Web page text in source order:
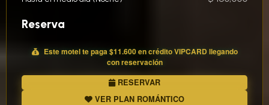
Reserva
Este motel te paga$11.600en créditoVIPCARD llegando
con reservación
RESERVAR
VER PLAN ROMÁNTICO